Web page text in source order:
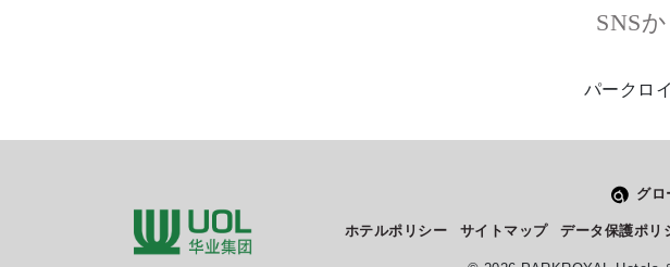
住所
33 Alan
SNS
パークロ
グロ
ホテルポリシー サイトマップ データ保護ポリ